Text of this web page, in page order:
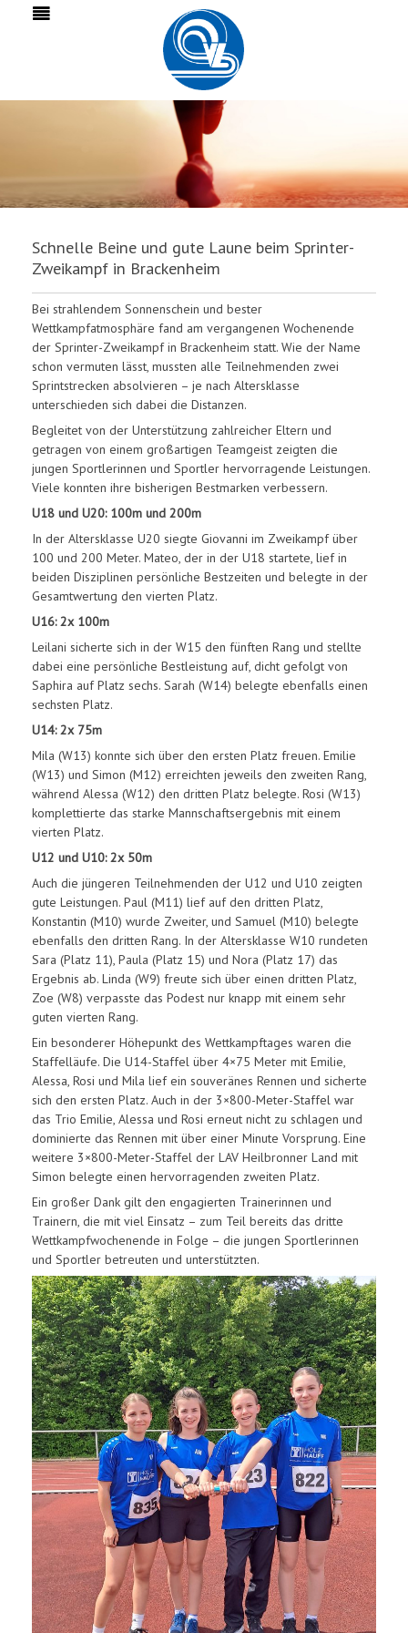
Schnelle Beine und gute Laune beim Sprinter-
Zweikampf in Brackenheim
Bei strahlendem Sonnenschein und bester
Wettkampfatmosphäre fand am vergangenen Wochenende
der Sprinter-Zweikampf in Brackenheim statt. Wie der Name
schon vermuten lässt, mussten alle Teilnehmenden zwei
Sprintstrecken absolvieren – je nach Altersklasse
unterschieden sich dabei die Distanzen.
Begleitet von der Unterstützung zahlreicher Eltern und
getragen von einem großartigen Teamgeist zeigten die
jungen Sportlerinnen und Sportler hervorragende Leistungen.
Viele konnten ihre bisherigen Bestmarken verbessern.
U18 und U20: 100m und 200m
In der Altersklasse U20 siegte Giovanni im Zweikampf über
100 und 200 Meter. Mateo, der in der U18 startete, lief in
beiden Disziplinen persönliche Bestzeiten und belegte in der
Gesamtwertung den vierten Platz.
U16: 2x 100m
Leilani sicherte sich in der W15 den fünften Rang und stellte
dabei eine persönliche Bestleistung auf, dicht gefolgt von
Saphira auf Platz sechs. Sarah (W14) belegte ebenfalls einen
sechsten Platz.
U14: 2x 75m
Mila (W13) konnte sich über den ersten Platz freuen. Emilie
(W13) und Simon (M12) erreichten jeweils den zweiten Rang,
während Alessa (W12) den dritten Platz belegte. Rosi (W13)
komplettierte das starke Mannschaftsergebnis mit einem
vierten Platz.
U12 und U10: 2x 50m
Auch die jüngeren Teilnehmenden der U12 und U10 zeigten
gute Leistungen. Paul (M11) lief auf den dritten Platz,
Konstantin (M10) wurde Zweiter, und Samuel (M10) belegte
ebenfalls den dritten Rang. In der Altersklasse W10 rundeten
Sara (Platz 11), Paula (Platz 15) und Nora (Platz 17) das
Ergebnis ab. Linda (W9) freute sich über einen dritten Platz,
Zoe (W8) verpasste das Podest nur knapp mit einem sehr
guten vierten Rang.
Ein besonderer Höhepunkt des Wettkampftages waren die
Staffelläufe. Die U14-Staffel über 4×75 Meter mit Emilie,
Alessa, Rosi und Mila lief ein souveränes Rennen und sicherte
sich den ersten Platz. Auch in der 3×800-Meter-Staffel war
das Trio Emilie, Alessa und Rosi erneut nicht zu schlagen und
dominierte das Rennen mit über einer Minute Vorsprung. Eine
weitere 3×800-Meter-Staffel der LAV Heilbronner Land mit
Simon belegte einen hervorragenden zweiten Platz.
Ein großer Dank gilt den engagierten Trainerinnen und
Trainern, die mit viel Einsatz – zum Teil bereits das dritte
Wettkampfwochenende in Folge – die jungen Sportlerinnen
und Sportler betreuten und unterstützten.